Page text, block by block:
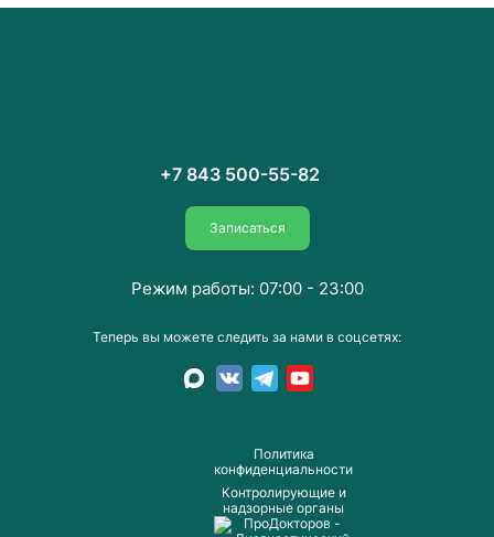
Пoлитика
конфиденциальности
Контролирующие и
надзорные органы
+7 843 500-55-82
Записаться
Теперь вы можете следить за нами в соцсетях:
Режим работы: 07:00 - 23:00